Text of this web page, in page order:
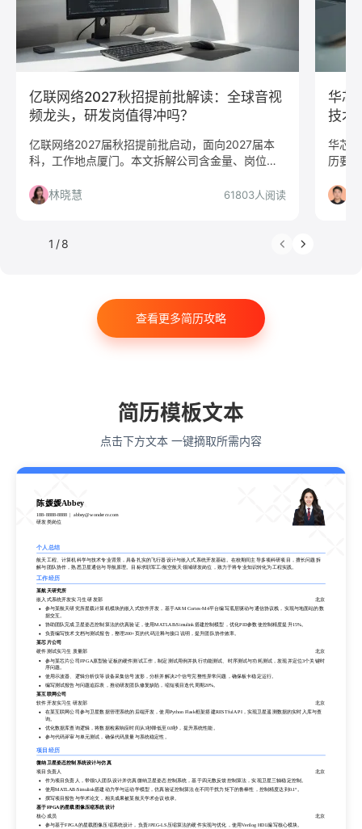
C#工程师
网络安全 数据分析
市场/营销
采购贸易 商务拓展
文案/策划
SEO/SEM 新媒体
武汉大学
中山大学 中国人民大学
对外经贸大学
香港大学
四川大学 南开大学
南京大学
吉林大学
中南大学 深圳大学
暨南大学
金融
文化/传媒
房地产
仓储/物流
艺术与设计 电子信息工程
亿联网络2027秋招提前批解读：全球音视
频龙头，研发岗值得冲吗？
亿联网络2027届秋招提前批启动，面向2027届本
科，工作地点厦门。本文拆解公司含金量、岗位匹
慎投。林晓慧 61803人阅读
华芯
技术
华芯
历要
州/上
1 /8
查看更多简历攻略
简历模板文本
点击下方文本 一键摘取所需内容
陈媛媛Abbey
188-8888-8888 abbey@wondercv.com
研发类岗位
个人总结
航天工程、计算机科学与技术专业背景，具备扎实的飞行器设计与嵌入式系统开发基础。在校期间主导多项科研项目，擅长问题拆
解与团队协作，熟悉卫星通信与导航原理。目标求职军工/航空航天领域研发岗位，致力于将专业知识转化为工程实践。
工作经历
某航天研究所
嵌入式系统开发实习生 研发部
北京
参与某航天研究所星载计算机模块的嵌入式软件开发，基于ARM Cortex-M4平台编写底层驱动与通信协议栈，实现与地面站的数
据交互。
协助团队完成卫星姿态控制算法的仿真验证，使用MATLAB/Simulink搭建控制模型，优化PID参数使控制精度提升15%。
负责编写技术文档与测试报告，整理200+页的代码注释与接口说明，提升团队协作效率。
某芯片公司
硬件测试实习生 质量部
北京
参与某芯片公司FPGA原型验证板的硬件测试工作，制定测试用例并执行功能测试、时序测试与功耗测试，发现并定位3个关键时
序问题。
使用示波器、逻辑分析仪等设备采集信号波形，分析并解决2个信号完整性异常问题，确保板卡稳定运行。
编写测试报告与问题追踪表，推动研发团队修复缺陷，缩短项目迭代周期20%。
某互联网公司
软件开发实习生 研发部
北京
在某互联网公司参与卫星数据管理系统的后端开发，使用Python Flask框架搭建RESTful API，实现卫星遥测数据的实时入库与查
询。
优化数据库查询逻辑，将数据检索响应时间从3秒降低至0.8秒，提升系统性能。
参与代码评审与单元测试，确保代码质量与系统稳定性。
项目经历
微纳卫星姿态控制系统设计与仿真
项目负责人
北京
作为项目负责人，带领5人团队设计并仿真微纳卫星姿态控制系统，基于四元数反馈控制算法，实现卫星三轴稳定控制。
使用MATLAB/Simulink搭建动力学与运动学模型，仿真验证控制算法在不同干扰力矩下的鲁棒性，控制精度达到0.1°。
撰写项目报告与学术论文，相关成果被某航天学术会议收录。
基于FPGA的星载图像压缩系统设计
核心成员
北京
参与基于FPGA的星载图像压缩系统设计，负责JPEG-LS压缩算法的硬件实现与优化，使用Verilog HDL编写核心模块。
陈媛媛Abbey
188-8888-8888
abbey@wondercv.com
研发类岗位
个人总结
解与团队协作，熟悉卫星通信与导航原理。目标求职军工/航空航天领域研发岗位，致力于将专业知识转化为工程实践。
工作经历
某航天研究所
嵌入式系统开发实习生 研发部
参与某航天研究所星载计算机模块的嵌入式软件开发，基于ARM Cortex-M4平台编写底层驱动与通信协议栈，实现与地面站的数
据交互。
协助团队完成卫星姿态控制算法的仿真验证，使用MATLAB/Simulink搭建控制模型，优化PID参数使控制精度提升15%。
负责编写技术文档与测试报告，整理200+页的代码注释与接口说明，提升团队协作效率。
某芯片公司
硬件测试实习生 质量部
参与某芯片公司FPGA原型验证板的硬件测试工作，制定测试用例并执行功能测试、时序测试与功耗测试，发现并定位3个关键时
序问题。
使用示波器、逻辑分析仪等设备采集信号波形，分析并解决2个信号完整性异常问题，确保板卡稳定运行。
编写测试报告与问题追踪表，推动研发团队修复缺陷，缩短项目迭代周期20%。
某互联网公司
软件开发实习生 研发部
在某互联网公司参与卫星数据管理系统的后端开发，使用Python Flask框架搭建RESTful API，实现卫星遥测数据的实时入库与查
询。
优化数据库查询逻辑，将数据检索响应时间从3秒降低至0.8秒，提升系统性能。
参与代码评审与单元测试，确保代码质量与系统稳定性。
微纳卫星姿态控制系统设计与仿真
项目负责人
北京
作为项目负责人，带领5人团队设计并仿真微纳卫星姿态控制系统，基于四元数反馈控制算法，实现卫星三轴稳定控制。